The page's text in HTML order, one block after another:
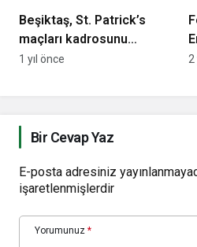
Beşiktaş, St. Patrick’s
maçları kadrosunu
UEFA’ya bildirdi! Sürpriz
1 yıl önce 2
Bir Cevap Yaz
E-posta adresiniz
işaretlenmişlerdir
Yorumunuz *